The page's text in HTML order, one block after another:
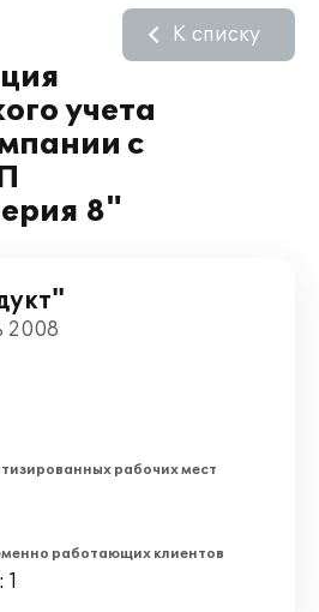
учета
с
8"
К списку
2008
рабочих мест
работающих клиентов
1